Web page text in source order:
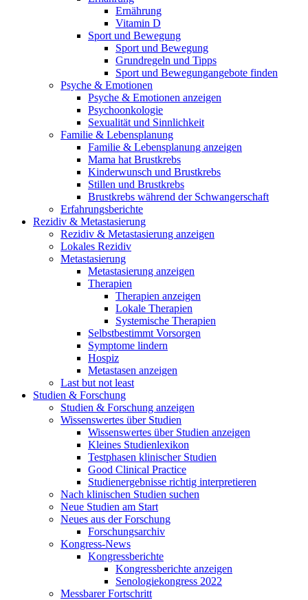
Ernährung
Vitamin D
Sport und Bewegung
Sport und Bewegung
Grundregeln und Tipps
Sport und Bewegungangebote finden
Psyche & Emotionen
Psyche & Emotionen anzeigen
Psychoonkologie
Sexualität und Sinnlichkeit
Familie & Lebensplanung
Familie & Lebensplanung anzeigen
Mama hat Brustkrebs
Kinderwunsch und Brustkrebs
Stillen und Brustkrebs
Brustkrebs während der Schwangerschaft
Erfahrungsberichte
Rezidiv & Metastasierung
Rezidiv & Metastasierung anzeigen
Lokales Rezidiv
Metastasierung
Metastasierung anzeigen
Therapien
Therapien anzeigen
Lokale Therapien
Systemische Therapien
Selbstbestimmt Vorsorgen
Symptome lindern
Hospiz
Metastasen anzeigen
Last but not least
Studien & Forschung
Studien & Forschung anzeigen
Wissenswertes über Studien
Wissenswertes über Studien anzeigen
Kleines Studienlexikon
Testphasen klinischer Studien
Good Clinical Practice
Studienergebnisse richtig interpretieren
Nach klinischen Studien suchen
Neue Studien am Start
Neues aus der Forschung
Forschungsarchiv
Kongress-News
Kongressberichte
Kongressberichte anzeigen
Senologiekongress 2022
Messbarer Fortschritt